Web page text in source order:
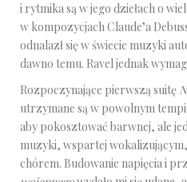
i rytmika są w jego dziełach o
w kompozycjach Claude’a
odnalazł się w świecie muzyki
dawno temu. Ravel jednak
Rozpoczynające pierwszą suitę
utrzymane są w powolnym
aby pokosztować barwnej, ale
muzyki, wspartej
chórem. Budowanie napięcia i